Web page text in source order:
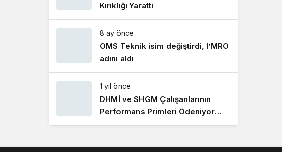
Kırıklığı Yarattı
8 ay önce
OMS Teknik isim değiştirdi, I’MRO
adını aldı
1 yıl önce
DHMİ ve SHGM Çalışanlarının
Performans Primleri Ödeniyor
Mu?